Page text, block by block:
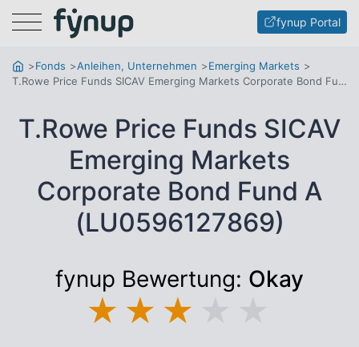
Menu fynup Portal
Fonds Anleihen, Unternehmen
Emerging Markets
T.Rowe Price Funds SICAV Emerging Markets Corporate Bond Fund A
T.Rowe Price Funds SICAV
Emerging Markets
Corporate Bond Fund A
(LU0596127869)
fynup Bewertung: Okay
★ ★ ★